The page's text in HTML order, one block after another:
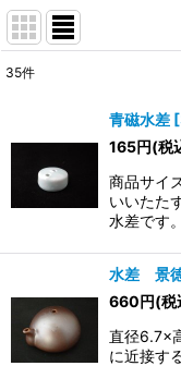
35件
青磁水差 [
165円(税
商品サイ
いいたた
水差です。
水差 景
660円(税
直径6.7×
に近接す